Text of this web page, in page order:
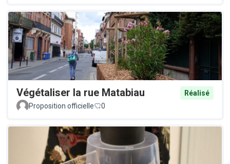
Végétaliser la rue Matabiau
Réalisé
Proposition officielle
0